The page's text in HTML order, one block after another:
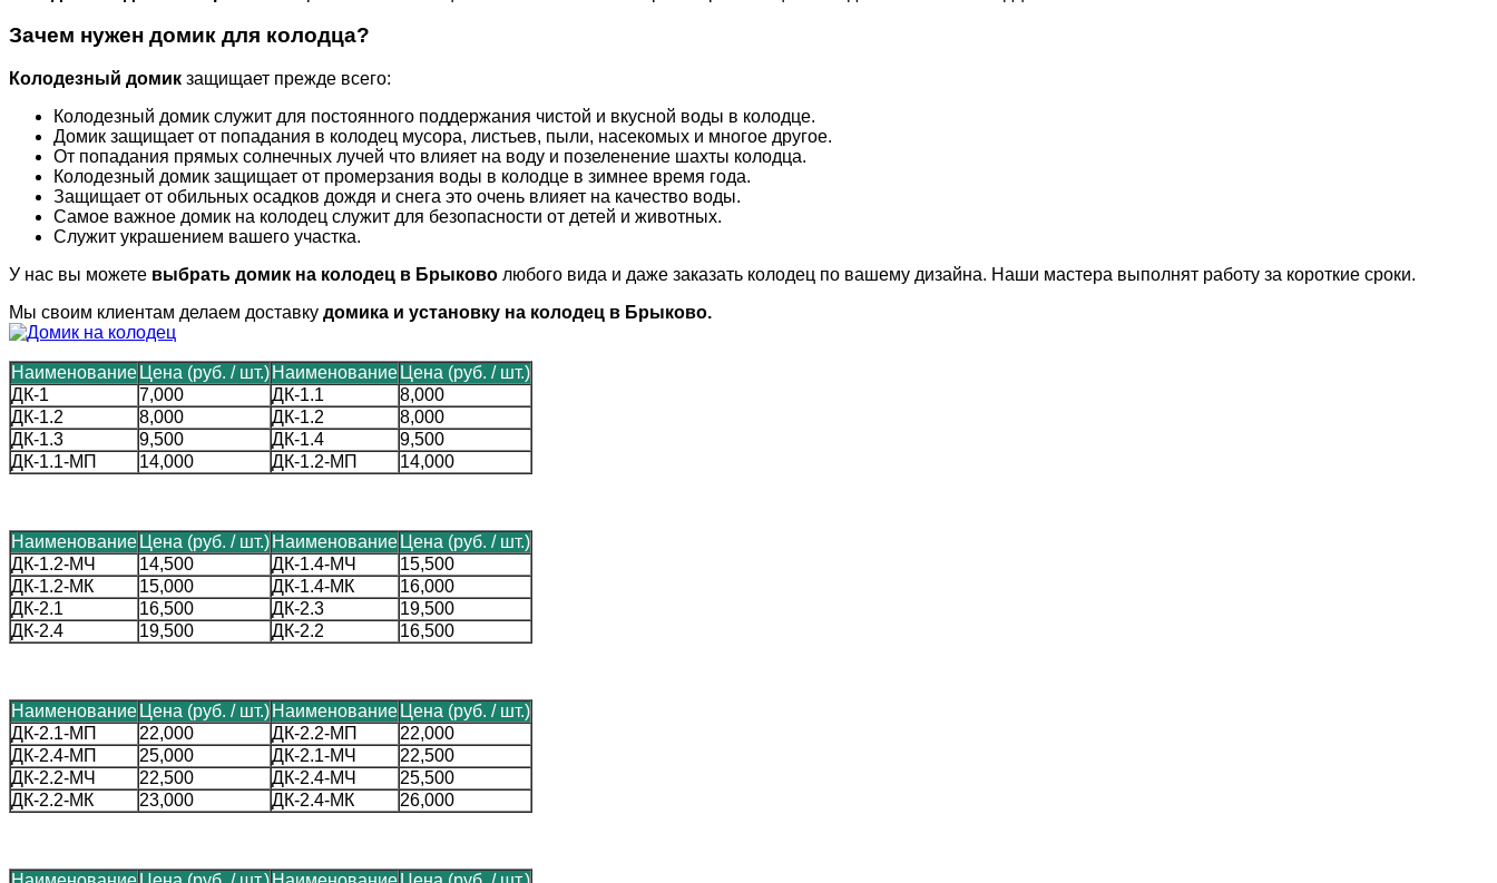
Зачем нужен домик для колодца?
Колодезный домик защищает прежде всего:
Колодезный домик служит для постоянного поддержания чистой и вкусной воды в колодце.
Домик защищает от попадания в колодец мусора, листьев, пыли, насекомых и многое другое.
От попадания прямых солнечных лучей что влияет на воду и позеленение шахты колодца.
Колодезный домик защищает от промерзания воды в колодце в зимнее время года.
Защищает от обильных осадков дождя и снега это очень влияет на качество воды.
Самое важное домик на колодец служит для безопасности от детей и животных.
Служит украшением вашего участка.
У нас вы можете выбрать домик на колодец в Брыково любого вида и даже заказать колодец по вашему дизайна. Наши мастера выполнят работу за короткие сроки.
Мы своим клиентам делаем доставку домика и установку на колодец в Брыково.
Наименование Цена (руб. / шт.) Наименование Цена (руб. / шт.)
ДК-1
7,000 ДК-1.1
8,000
ДК-1.2
8,000 ДК-1.2
8,000
ДК-1.3
9,500 ДК-1.4
9,500
ДК-1.1-МП
14,000 ДК-1.2-МП 14,000
Наименование Цена (руб. / шт.) Наименование Цена (руб. / шт.)
ДК-1.2-МЧ
14,500 ДК-1.4-МЧ
15,500
ДК-1.2-МК
15,000 ДК-1.4-МК
16,000
ДК-2.1
16,500 ДК-2.3
19,500
ДК-2.4
19,500 ДК-2.2 16,500
Наименование Цена (руб. / шт.) Наименование Цена (руб. / шт.)
ДК-2.1-МП
22,000 ДК-2.2-МП
22,000
ДК-2.4-МП
25,000 ДК-2.1-МЧ
22,500
ДК-2.2-МЧ
22,500 ДК-2.4-МЧ
25,500
ДК-2.2-МК
23,000 ДК-2.4-МК 26,000